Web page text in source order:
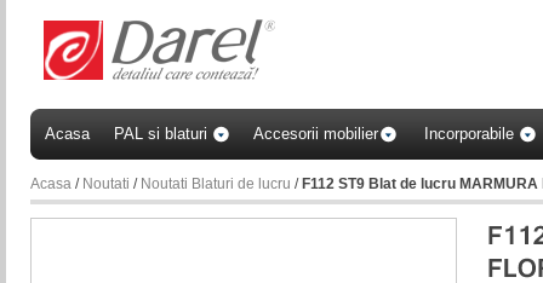
Acasa PAL si blaturi Accesorii mobilier Incorporabile
Acasa / Noutati / Noutati Blaturi de lucru / F112 ST9 Blat de lucru MARMURA